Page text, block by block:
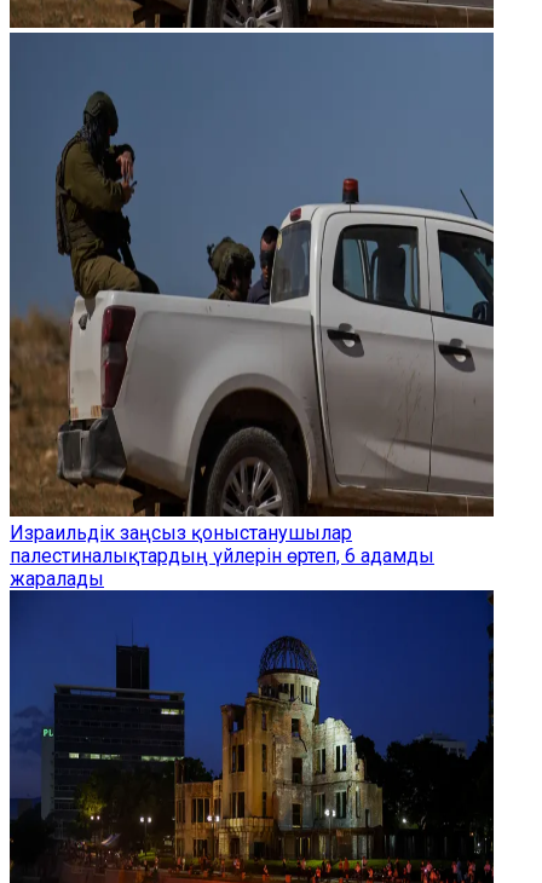
Израильдік заңсыз қоныстанушылар
палестиналықтардың үйлерін өртеп, 6 адамды
жаралады